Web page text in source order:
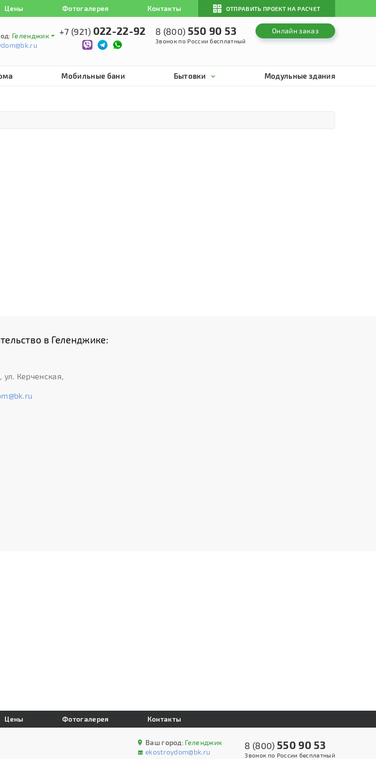
Цены Фотогалерея Контакты ОТПРАВИТЬ ПРОЕКТ НА РАСЧЕТ
Геленджик
+7 (921) 022-22-92 8 (800) 550 90 53
Звонок по России бесплатный
Онлайн заказ
Мобильные бани Бытовки Модульные здания
в Геленджике:
ул. Керченская,
Цены Фотогалерея Контакты
Ваш город: Геленджик
ekostroydom@bk.ru
8 (800) 550 90 53
Звонок по России бесплатный